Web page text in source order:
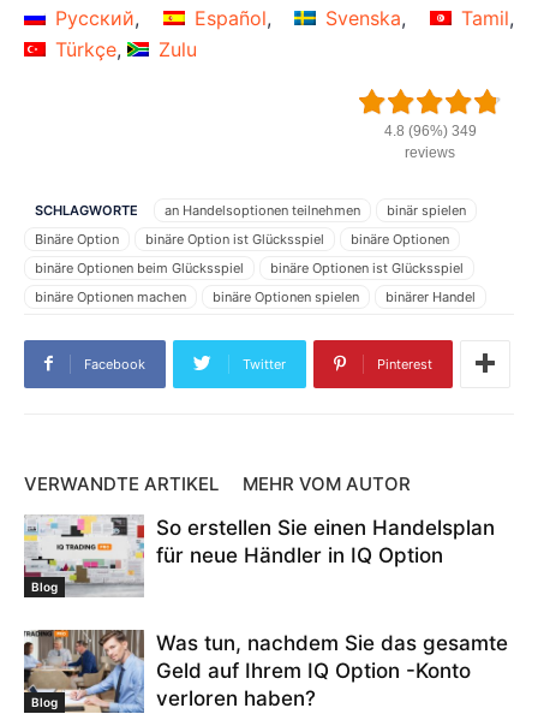
Русский
Español Svenska
Tamil
Türkçe
Zulu
4.8 (96%) 349
reviews
SCHLAGWORTE an Handelsoptionen teilnehmen
binär spielen
Binäre Option
binäre Option ist Glücksspiel
binäre Optionen
binäre Optionen beim Glücksspiel
binäre Optionen ist Glücksspiel
binäre Optionen machen
binäre Optionen spielen
binärer Handel
Geld verdienen binäre Option
ggbinary Händler
IQ Option
IQ Option Händler
Wählen Sie die Ablaufzeit
Was ist binärer Handel?
Was ist eine binäre Option?
Was ist Optionshandel?
Was sind binäre Optionen?
Facebook Twitter Pinterest
VERWANDTE ARTIKEL MEHR VOM AUTOR
Blog
So erstellen Sie einen Handelsplan
für neue Händler in IQ Option
Blog
Was tun, nachdem Sie das gesamte
Geld auf Ihrem IQ Option -Konto
verloren haben?